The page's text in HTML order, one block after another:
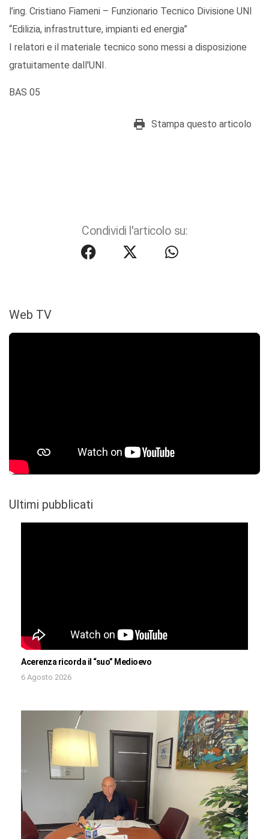
l’ing. Cristiano Fiameni – Funzionario Tecnico Divisione UNI
“Edilizia, infrastrutture, impianti ed energia”
I relatori e il materiale tecnico sono messi a disposizione
gratuitamente dall'UNI.
BAS 05
Stampa questo articolo
Condividi l'articolo su:
Web TV
Ultimi pubblicati
Acerenza ricorda il “suo” Medioevo
6 Agosto 2026